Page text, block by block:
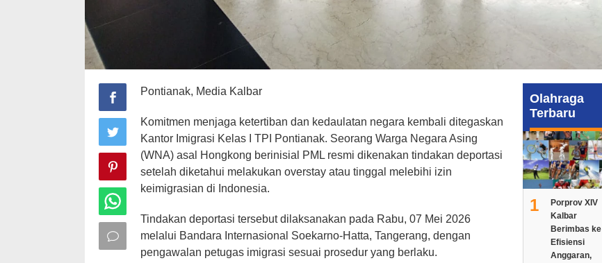
Pontianak, Media Kalbar
Komitmen menjaga ketertiban dan kedaulatan negara kembali ditegaskan
Kantor Imigrasi Kelas I TPI Pontianak. Seorang Warga Negara Asing
(WNA) asal Hongkong berinisial PML resmi dikenakan tindakan deportasi
setelah diketahui melakukan overstay atau tinggal melebihi izin
keimigrasian di Indonesia.
Tindakan deportasi tersebut dilaksanakan pada Rabu, 07 Mei 2026
melalui Bandara Internasional Soekarno-Hatta, Tangerang, dengan
pengawalan petugas imigrasi sesuai prosedur yang berlaku.
Olahraga
Terbaru
1
Porprov XIV
Kalbar
Berimbas ke
Efisiensi
Anggaran,